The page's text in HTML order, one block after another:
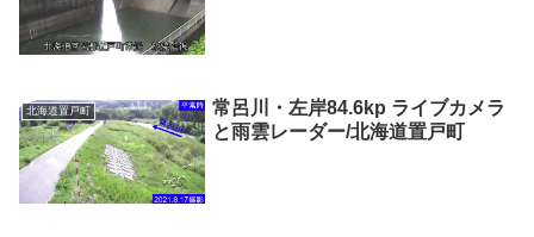
北海道置戸町
常呂川・左岸84.6kp ライブカメラ
と雨雲レーダー/北海道置戸町